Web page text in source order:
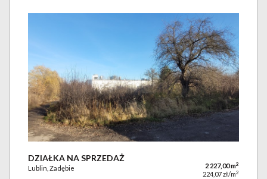
DZIAŁKA NA SPRZEDAŻ
Lublin, Zadębie 2 227,00 m2
224,07 zł/m2